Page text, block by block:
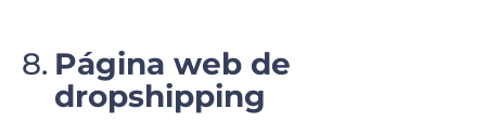
Página web de
dropshipping